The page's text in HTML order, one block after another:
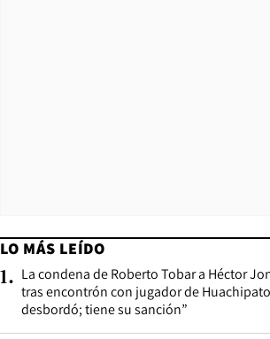
LO MÁS LEÍDO
1. La condena de Roberto Tobar a Héctor
tras encontrón con jugador de
desbordó; tiene su sanción”